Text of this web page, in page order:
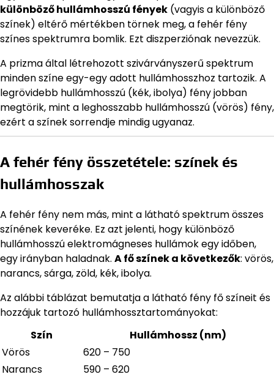
különböző hullámhosszú fények (vagyis a különböző
színek) eltérő mértékben törnek meg, a fehér fény
színes spektrumra bomlik. Ezt diszperziónak nevezzük.
A prizma által létrehozott szivárványszerű spektrum
minden színe egy-egy adott hullámhosszhoz tartozik. A
legrövidebb hullámhosszú (kék, ibolya) fény jobban
megtörik, mint a leghosszabb hullámhosszú (vörös) fény,
ezért a színek sorrendje mindig ugyanaz.
A fehér fény összetétele: színek és
hullámhosszak
A fehér fény nem más, mint a látható spektrum összes
színének keveréke. Ez azt jelenti, hogy különböző
hullámhosszú elektromágneses hullámok egy időben,
egy irányban haladnak. A fő színek a következők: vörös,
narancs, sárga, zöld, kék, ibolya.
Az alábbi táblázat bemutatja a látható fény fő színeit és
hozzájuk tartozó hullámhossztartományokat:
Szín
Hullámhossz (nm)
Vörös
620 – 750
Narancs
590 – 620